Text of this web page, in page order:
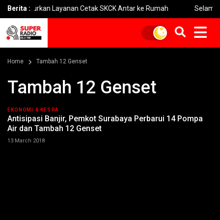
Berita : Layanan Cetak SKCK Antar ke Rumah Selamat Hari
Home Tambah 12 Genset
Tambah 12 Genset
EKONOMI & KESRA
Antisipasi Banjir, Pemkot Surabaya Perbarui 14 Pompa
Air dan Tambah 12 Genset
13 March 2018